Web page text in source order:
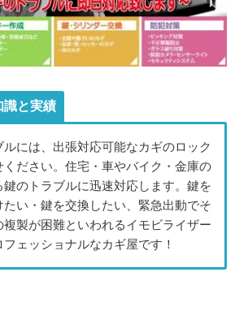
識と実績
には、出張対応可能なカギのロック
ください。住宅・車やバイク・金庫の
鍵のトラブルに迅速対応します。鍵を
い・鍵を交換したい、緊急出動でそ
製が困難といわれるイモビライザー
ェッショナルなカギ屋です！